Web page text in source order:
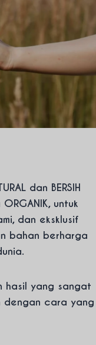
dan BERSIH
untuk
dan eksklusif
bahan berharga
hasil yang sangat
dengan cara yang